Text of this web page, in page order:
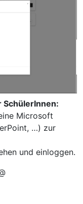
Microsoft
…) zur
und einloggen.